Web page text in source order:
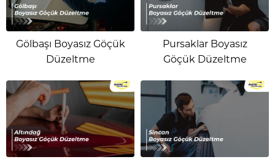
Gölbaşı Boyasız Göçük
Düzeltme
Pursaklar Boyasız
Göçük Düzeltme